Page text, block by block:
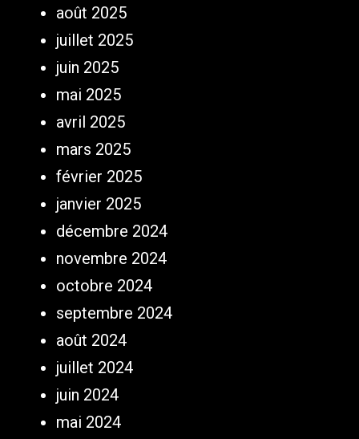
août 2025
juillet 2025
juin 2025
mai 2025
avril 2025
mars 2025
février 2025
janvier 2025
décembre 2024
novembre 2024
octobre 2024
septembre 2024
août 2024
juillet 2024
juin 2024
mai 2024